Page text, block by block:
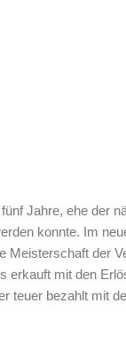
Jahre, ehe der
konnte. Im
Meisterschaft der
erkauft mit den
teuer bezahlt mit